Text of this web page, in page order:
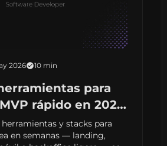
2026 10 min
para
rápido en 2026
y errores)
y stacks para
en semanas — landing,